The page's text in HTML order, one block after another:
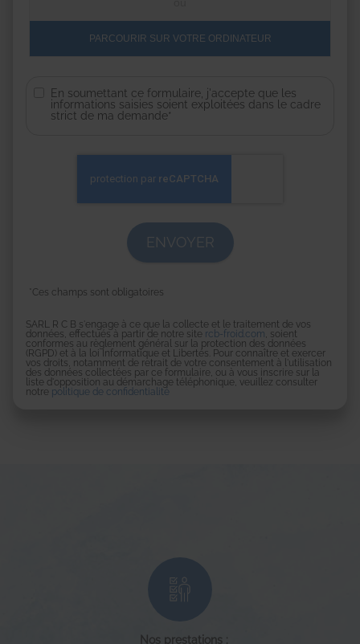
PARCOURIR SUR VOTRE ORDINATEUR
En soumettant ce formulaire, j'accepte que les
informations saisies soient exploitées dans le cadre
strict de ma demande*
*Ces champs sont obligatoires
SARL R C B s'engage à ce que la collecte et le traitement de vos
données, effectués à partir de notre site rcb-froid.com, soient
conformes au règlement général sur la protection des données
(RGPD) et à la loi Informatique et Libertés. Pour connaître et exercer
vos droits, notamment de retrait de votre consentement à l'utilisation
des données collectées par ce formulaire, ou à vous inscrire sur la
liste d'opposition au démarchage téléphonique, veuillez consulter
notre politique de confidentialité
Nos prestations :